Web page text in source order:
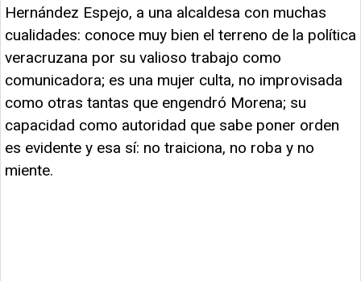
Hernández Espejo, a una alcaldesa con muchas
cualidades: conoce muy bien el terreno de la política
veracruzana por su valioso trabajo como
comunicadora; es una mujer culta, no improvisada
como otras tantas que engendró Morena; su
capacidad como autoridad que sabe poner orden
es evidente y esa sí: no traiciona, no roba y no
miente.